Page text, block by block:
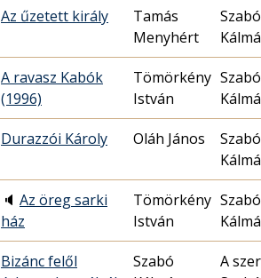
Az űzetett király
Tamás
Menyhért
Szabó
A ravasz Kabók
(1996)
Tömörkény
István
Szabó
Durazzói Károly Oláh János
Szabó
🔈 Az öreg sarki
ház
Tömörkény
István
Szabó
Bizánc felől
Szabó
A